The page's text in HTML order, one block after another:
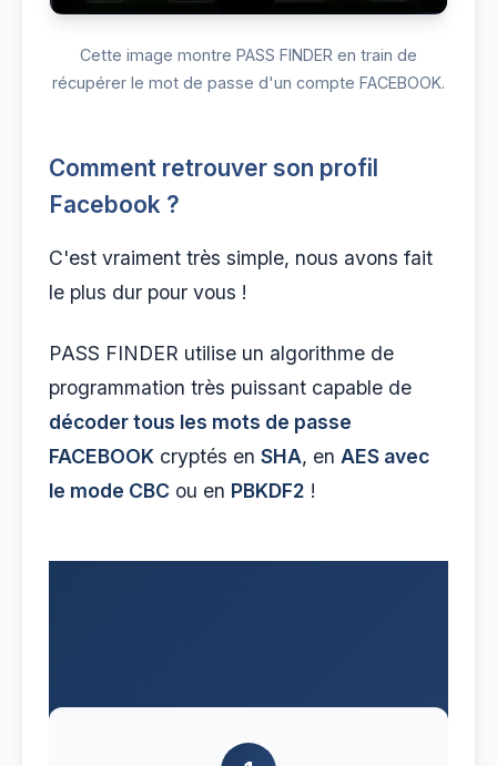
Cette image montre PASS FINDER en train de
récupérer le mot de passe d'un compte FACEBOOK.
Comment retrouver son profil
Facebook ?
C'est vraiment très simple, nous avons fait
le plus dur pour vous !
PASS FINDER utilise un algorithme de
programmation très puissant capable de
décoder tous les mots de passe
FACEBOOK cryptés en SHA, en AES avec
le mode CBC ou en PBKDF2 !